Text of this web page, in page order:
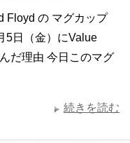
Floyd の マグカップ
5日（金）にValue
だ理由 今日このマグ
続きを読む